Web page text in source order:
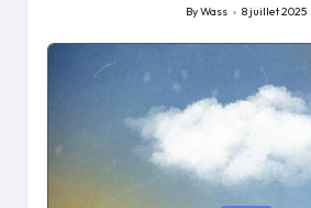
Posted
by
ByWass 8 juillet 2025